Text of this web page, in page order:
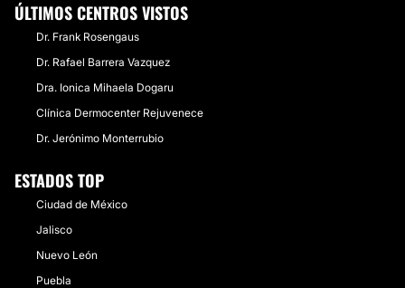
ÚLTIMOS CENTROS VISTOS
Dr. Frank Rosengaus
Dr. Rafael Barrera Vazquez
Dra. Ionica Mihaela Dogaru
Clínica Dermocenter Rejuvenece
Dr. Jerónimo Monterrubio
ESTADOS TOP
Ciudad de México
Jalisco
Nuevo León
Puebla